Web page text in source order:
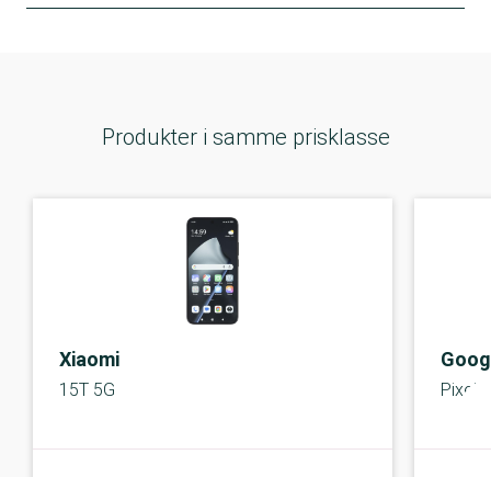
Produkter i samme prisklasse
Xiaomi
15T 5G Pixel